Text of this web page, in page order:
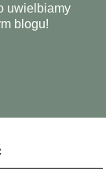
uwielbiamy
blogu!